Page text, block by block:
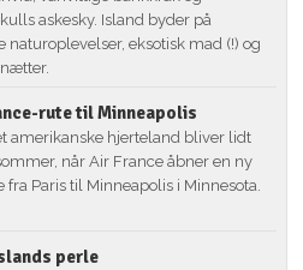
askesky. Island byder på
naturoplevelser, eksotisk mad (!) og
rute til Minneapolis
amerikanske hjerteland bliver lidt
når Air France åbner en ny
fra Paris til Minneapolis i Minnesota.
perle